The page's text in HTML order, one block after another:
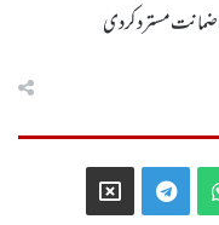
مسترد کردی
WhatsApp
Telegram
X